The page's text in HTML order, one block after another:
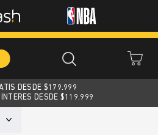
DESDE $179.999
DESDE $119.999